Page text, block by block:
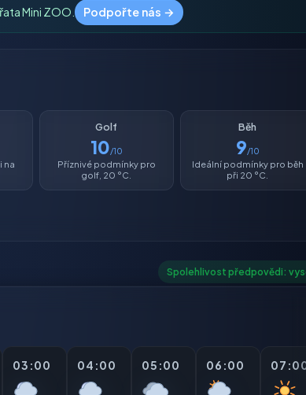
Mini ZOO. Podpořte nás →
na
Golf
10/10
Příznivé podmínky pro
golf, 20 °C.
Běh
9/10
Ideální podmínky pro běh
při 20 °C.
Spolehlivost předpovědi:
03:00 04:00 05:00 06:00